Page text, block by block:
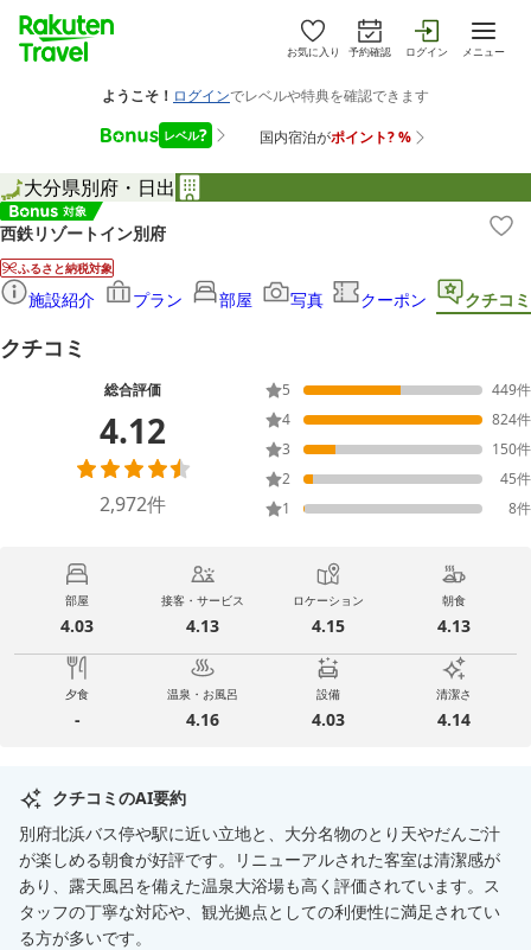
お気に入り 予約確認 ログイン メニュー
大分県別府・日出
西鉄リゾートイン別府
ふるさと納税対象
施設紹介 プラン 部屋 写真 クーポン クチコミ
クチコミ
総合評価
4.12
2,972件
5 449件
4
824件
3
150件
2
45件
1
8件
部屋
4.03
接客・サービス
4.13
ロケーション
4.15
朝食
4.13
夕食
-
温泉・お風呂
4.16
設備
4.03
清潔さ
4.14
クチコミのAI要約
別府北浜バス停や駅に近い立地と、大分名物のとり天やだんご汁
が楽しめる朝食が好評です。リニューアルされた客室は清潔感が
あり、露天風呂を備えた温泉大浴場も高く評価されています。ス
タッフの丁寧な対応や、観光拠点としての利便性に満足されてい
る方が多いです。